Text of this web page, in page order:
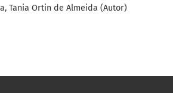
Tania Ortin de Almeida (Autor)